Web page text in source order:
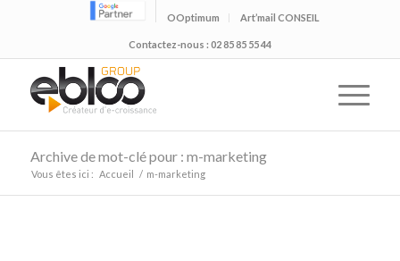
OOptimum Art’mail CONSEIL
Contactez-nous : 02 85 85 55 44
Archive de mot-clé pour : m-marketing
Vous êtes ici : Accueil / m-marketing